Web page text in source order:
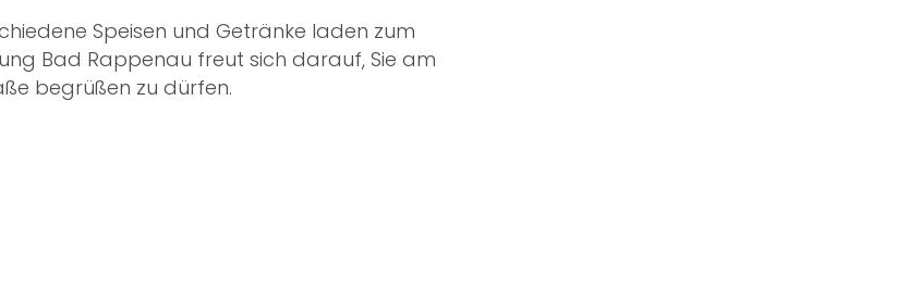
Speisen und Getränke laden zum
Bad Rappenau freut sich darauf, Sie am
begrüßen zu dürfen.